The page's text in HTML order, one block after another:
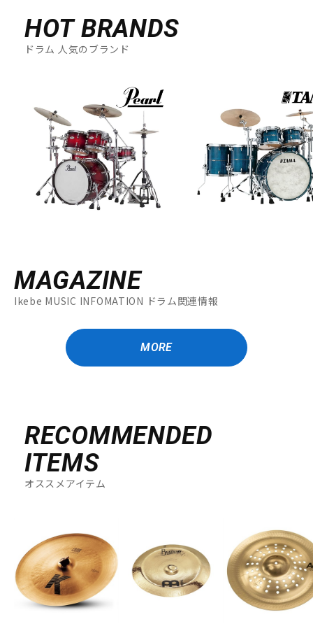
HOT BRANDS
ドラム 人気のブランド
MAGAZINE
Ikebe MUSIC INFOMATION ドラム関連情報
MORE
RECOMMENDED
ITEMS
オススメアイテム